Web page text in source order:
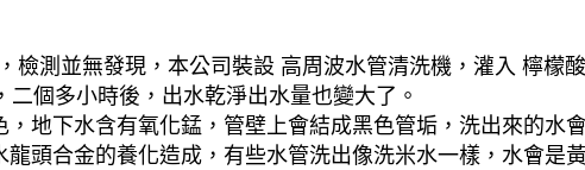
測並無發現，本公司裝設 高周波水管清洗機，灌入 檸檬
個多小時後，出水乾淨出水量也變大了。
地下水含有氧化錳，管壁上會結成黑色管垢，洗出來的水
頭合金的養化造成，有些水管洗出像洗米水一樣，水會是